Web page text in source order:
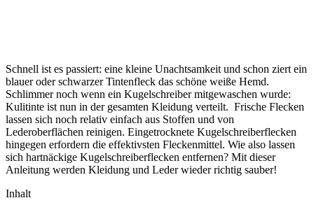
Schnell ist es passiert: eine kleine Unachtsamkeit und schon ziert ein
blauer oder schwarzer Tintenfleck das schöne weiße Hemd.
Schlimmer noch wenn ein Kugelschreiber mitgewaschen wurde:
Kulitinte ist nun in der gesamten Kleidung verteilt. Frische Flecken
lassen sich noch relativ einfach aus Stoffen und von
Lederoberflächen reinigen. Eingetrocknete Kugelschreiberflecken
hingegen erfordern die effektivsten Fleckenmittel. Wie also lassen
sich hartnäckige Kugelschreiberflecken entfernen? Mit dieser
Anleitung werden Kleidung und Leder wieder richtig sauber!
Inhalt